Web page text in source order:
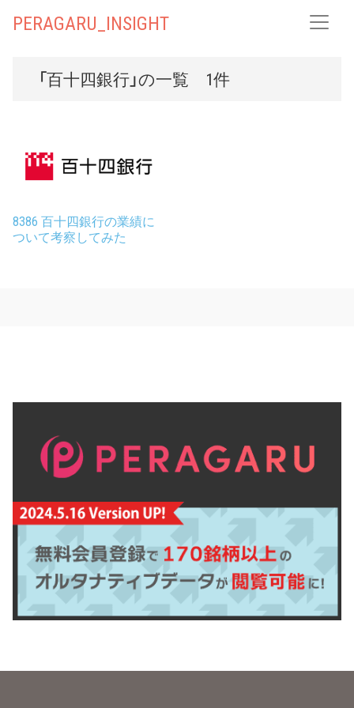
PERAGARU_INSIGHT
「百十四銀行」の一覧 1件
8386 百十四銀行の業績に
ついて考察してみた